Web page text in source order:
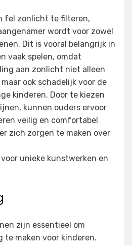
fel zonlicht te filteren,
wordt voor zowel
Dit is vooral belangrijk in
vaak spelen, omdat
aan zonlicht niet alleen
ook schadelijk voor de
kinderen. Door te kiezen
kunnen ouders ervoor
veilig en comfortabel
zich zorgen te maken over
voor unieke kunstwerken en
zijn essentieel om
te maken voor kinderen.